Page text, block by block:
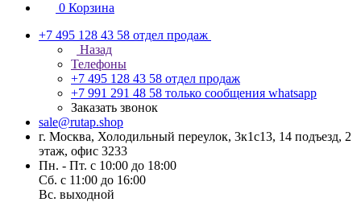
0 Корзина
+7 495 128 43 58 отдел продаж
Назад
Телефоны
+7 495 128 43 58 отдел продаж
+7 991 291 48 58 только сообщения whatsapp
Заказать звонок
sale@rutap.shop
г. Москва, Холодильный переулок, 3к1с13, 14 подъезд, 2
этаж, офис 3233
Пн. - Пт. с 10:00 до 18:00
Сб. с 11:00 до 16:00
Вс. выходной